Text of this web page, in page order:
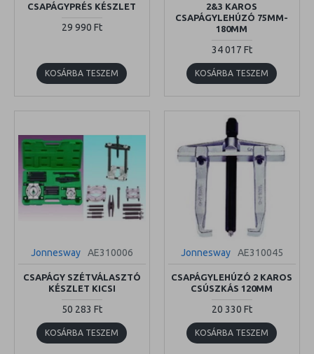
CSAPÁGYPRÉS KÉSZLET
29 990 Ft
KOSÁRBA TESZEM
2&3 KAROS
CSAPÁGYLEHÚZÓ 75MM-
180MM
34 017 Ft
KOSÁRBA TESZEM
Jonnesway AE310006
CSAPÁGY SZÉTVÁLASZTÓ
KÉSZLET KICSI
50 283 Ft
KOSÁRBA TESZEM
Jonnesway AE310045
CSAPÁGYLEHÚZÓ 2 KAROS
CSÚSZKÁS 120MM
20 330 Ft
KOSÁRBA TESZEM